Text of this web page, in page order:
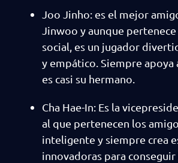
Joo Jinho: es el mejor
Jinwoo y aunque
social, es un jugador
y empático. Siempre apoya
es casi su hermano.
Cha Hae-In: Es la
al que pertenecen los
inteligente y siempre crea
innovadoras para conseguir